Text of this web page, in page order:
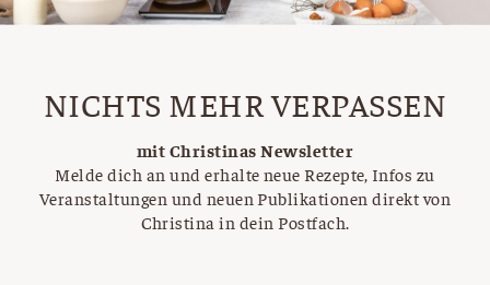
NICHTS MEHR VERPASSEN
mit Christinas Newsletter
Melde dich an und erhalte neue Rezepte, Infos zu
Veranstaltungen und neuen Publikationen direkt von
Christina in dein Postfach.